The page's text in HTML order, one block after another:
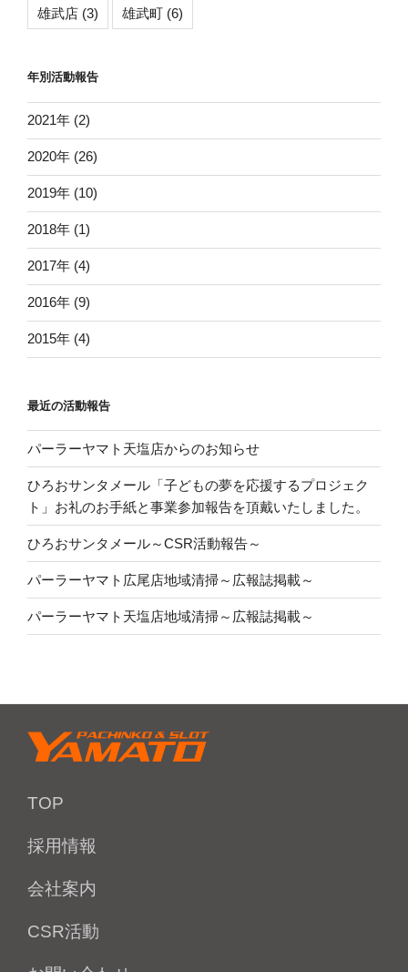
雄武店 (3) 雄武町 (6)
年別活動報告
2021年 (2)
2020年 (26)
2019年 (10)
2018年 (1)
2017年 (4)
2016年 (9)
2015年 (4)
最近の活動報告
パーラーヤマト天塩店からのお知らせ
ひろおサンタメール「子どもの夢を応援するプロジェク
ト」お礼のお手紙と事業参加報告を頂戴いたしました。
ひろおサンタメール～CSR活動報告～
パーラーヤマト広尾店地域清掃～広報誌掲載～
パーラーヤマト天塩店地域清掃～広報誌掲載～
TOP
採用情報
会社案内
CSR活動